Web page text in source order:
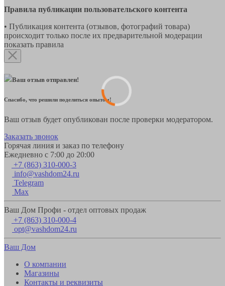
Правила публикации пользовательского контента
• Публикация контента (отзывов, фотографий товара)
происходит только после их предварительной модерации
показать правила
Ваш отзыв отправлен!
Спасибо, что решили поделиться опытом!
Ваш отзыв будет опубликован после проверки модератором.
Заказать звонок
Горячая линия и заказ по телефону
Ежедневно с 7:00 до 20:00
+7 (863) 310-000-3
info@vashdom24.ru
Telegram
Max
Ваш Дом Профи - отдел оптовых продаж
+7 (863) 310-000-4
opt@vashdom24.ru
Ваш Дом
О компании
Магазины
Контакты и реквизиты